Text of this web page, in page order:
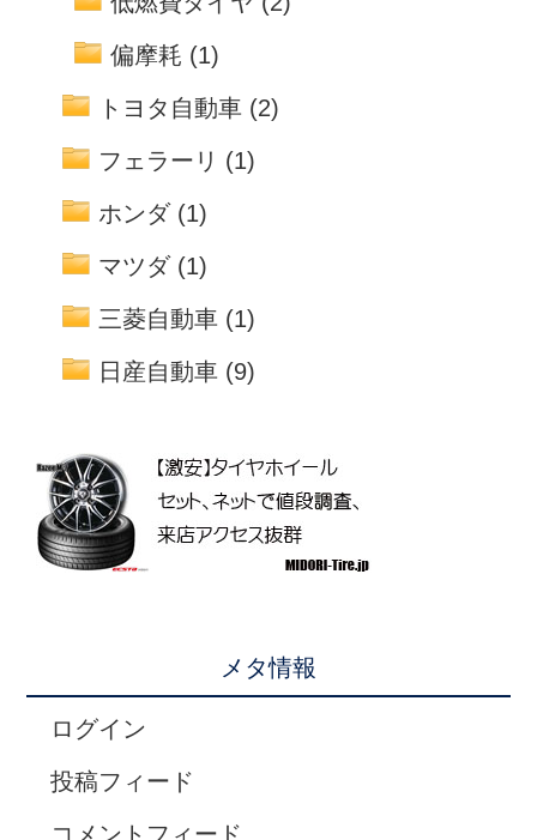
偏摩耗 (1)
トヨタ自動車 (2)
フェラーリ (1)
ホンダ(1)
マツダ(1)
三菱自動車 (1)
日産自動車 (9)
メタ情報
ログイン
投稿フィード
コメントフィード